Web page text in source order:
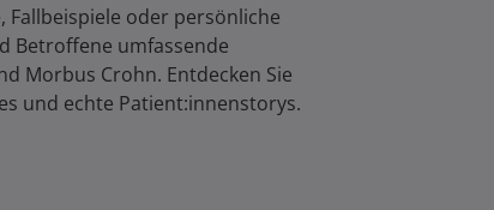
Fallbeispiele oder persönliche
Betroffene umfassende
Morbus Crohn. Entdecken Sie
und echte Patient:innenstorys.